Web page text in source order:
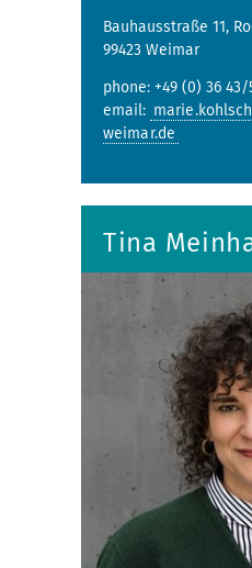
Bauhausstraße 11,
99423 Weimar
phone: +49 (0) 36 43/
email:
weimar.de
Tina